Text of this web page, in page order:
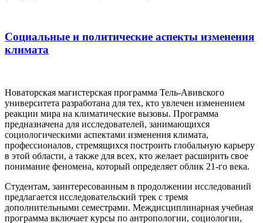
Cоциальные и политические аспекты изменения
климата
Новаторская магистерская программа Тель-Авивского
университета разработана для тех, кто увлечен изменением
реакции мира на климатические вызовы. Программа
предназначена для исследователей, занимающихся
социологическими аспектами изменения климата,
профессионалов, стремящихся построить глобальную карьеру
в этой области, а также для всех, кто желает расширить свое
понимание феномена, который определяет облик 21-го века.
Студентам, заинтересованным в продолжении исследований
предлагается исследовательский трек с тремя
дополнительными семестрами. Междисциплинарная учебная
программа включает курсы по антропологии, социологии,